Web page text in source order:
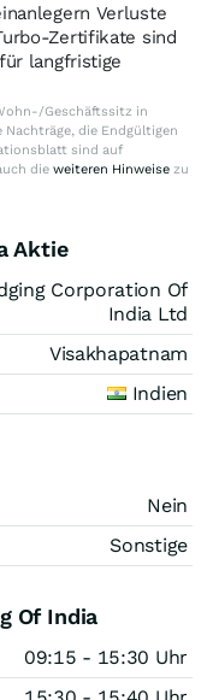
Verluste
Zertifikate sind
langfristige
Geschäftssitz in
die Endgültigen
sind auf
die weiteren Hinweise zu
Aktie
Corporation Of
India Ltd
Visakhapatnam
Indien
Nein
Sonstige
Of India
09:15 - 15:30 Uhr